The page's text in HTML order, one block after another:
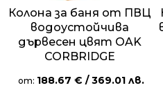
Колона за баня от ПВЦ
водоустойчива
дървесен цвят OAK
CORBRIDGE
от: 188.67 € / 369.01 лв.